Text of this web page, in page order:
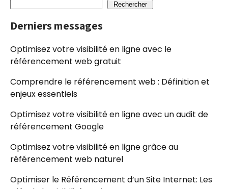
Rechercher
Derniers messages
Optimisez votre visibilité en ligne avec le
référencement web gratuit
Comprendre le référencement web : Définition et
enjeux essentiels
Optimisez votre visibilité en ligne avec un audit de
référencement Google
Optimisez votre visibilité en ligne grâce au
référencement web naturel
Optimiser le Référencement d’un Site Internet: Les